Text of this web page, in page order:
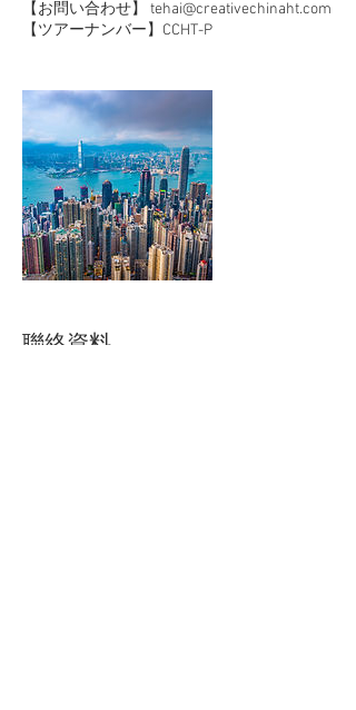
【お問い合わせ】 tehai@creativechinaht.com
【ツアーナンバー】CCHT-P
聯絡資料